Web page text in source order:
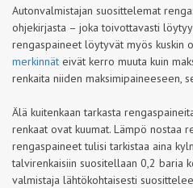
Autonvalmistajan suosittelemat
ohjekirjasta – joka toivottavasti
rengaspaineet löytyvät myös kuskin
merkinnät eivät kerro muuta kuin
renkaita niiden maksimipaineeseen,
Älä kuitenkaan tarkasta
renkaat ovat kuumat. Lämpö nostaa
rengaspaineet tulisi tarkistaa aina
talvirenkaisiin suositellaan 0,2 baria
valmistaja lähtökohtaisesti